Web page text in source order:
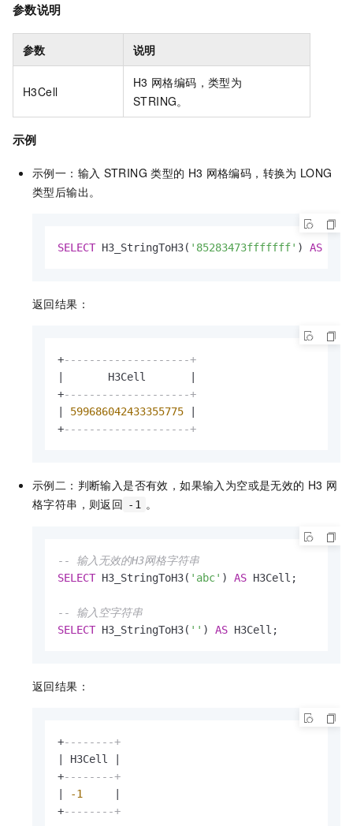
参数说明
参数 说明
H3Cell
H3 网格编码，类型为
STRING。
示例
示例一：输入 STRING 类型的 H3 网格编码，转换为 LONG
类型后输出。
SELECT H3_StringToH3( '85283473fffffff' ) AS
返回结果：
+--------------------+
       H3Cell
+--------------------+
599686042433355775
+--------------------+
示例二：判断输入是否有效，如果输入为空或是无效的 H3 网
格字符串，则返回 -1 。
-- 输入无效的H3网格字符串
SELECT H3_StringToH3( 'abc' ) AS H3Cell;
-- 输入空字符串
SELECT H3_StringToH3( '' ) AS H3Cell;
返回结果：
+--------+
H3Cell
+--------+
-1
+--------+